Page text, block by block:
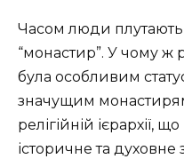
Часом люди плутають
“монастир”. У чому ж
була особливим
значущим
релігійній ієрархії,
історичне та